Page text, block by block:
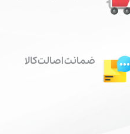
ضمانت اصالت کالا